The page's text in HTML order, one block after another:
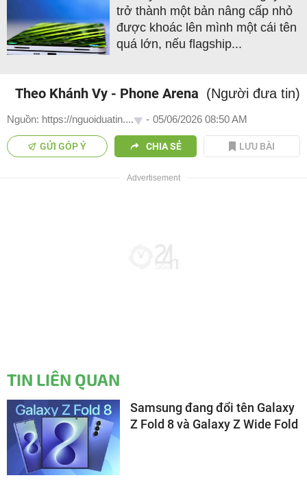
trở thành một bản nâng cấp nhỏ
được khoác lên mình một cái tên
quá lớn, nếu flagship...
Theo Khánh Vy - Phone Arena (Người đưa tin)
Nguồn: https://nguoiduatin.... - 05/06/2026 08:50 AM
GỬI GÓP Ý CHIA SẺ LƯU BÀI
TIN LIÊN QUAN
Samsung đang đổi tên Galaxy
Z Fold 8 và Galaxy Z Wide Fold